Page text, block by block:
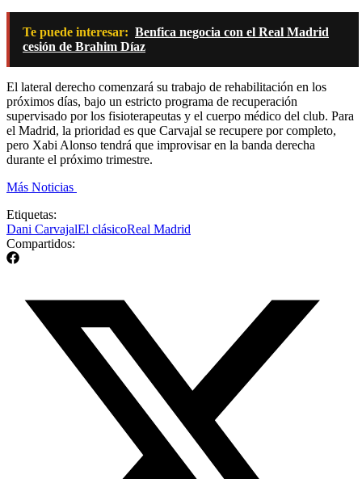
Te puede interesar: Benfica negocia con el Real Madrid
cesión de Brahim Díaz
El lateral derecho comenzará su trabajo de rehabilitación en los
próximos días, bajo un estricto programa de recuperación
supervisado por los fisioterapeutas y el cuerpo médico del club. Para
el Madrid, la prioridad es que Carvajal se recupere por completo,
pero Xabi Alonso tendrá que improvisar en la banda derecha
durante el próximo trimestre.
Más Noticias
Etiquetas:
Dani CarvajalEl clásicoReal Madrid
Compartidos: